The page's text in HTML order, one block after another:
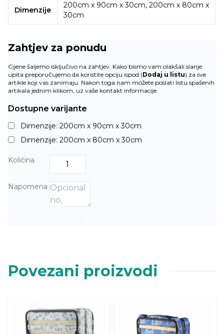
Dimenzije
200cm x 90cm x 30cm, 200cm x 80cm x
30cm
Zahtjev za ponudu
Cijene šaljemo isključivo na zahtjev. Kako bismo vam olakšali slanje
upita preporučujemo da koristite opciju ispod (Dodaj u listu) za sve
artikle koji vas zanimaju. Nakon toga nam možete poslati listu spašenih
artikala jednim klikom, uz vaše kontakt informacije.
Dostupne varijante
Dimenzije: 200cm x 90cm x 30cm
Dimenzije: 200cm x 80cm x 30cm
Količina
Napomena
Povezani proizvodi